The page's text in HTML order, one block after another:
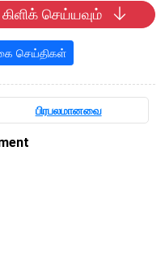
செய்யவும்
செய்திகள்
பிரபலமானவை